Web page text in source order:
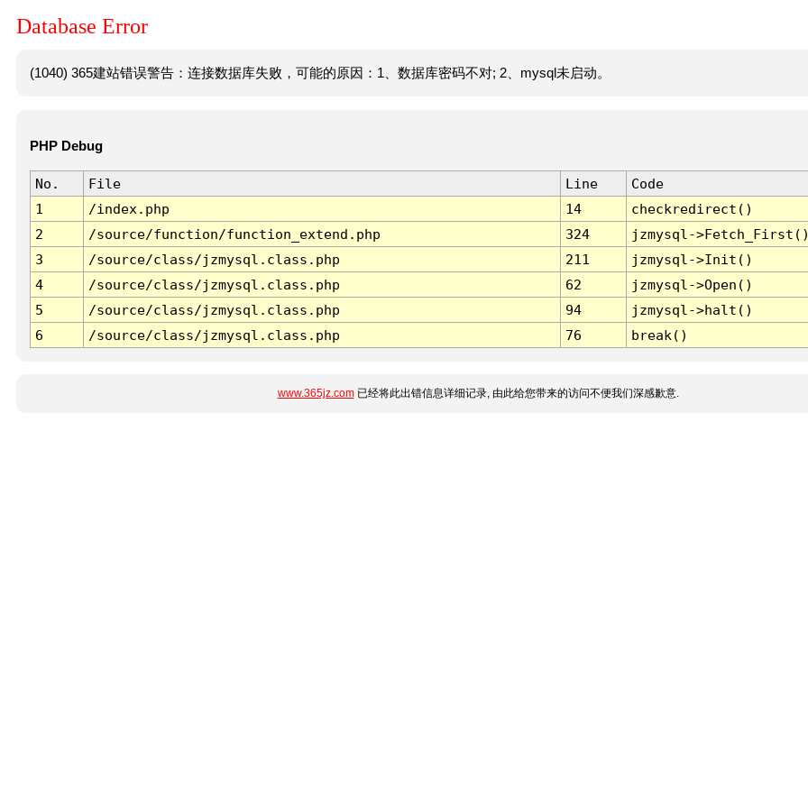
Database Error
(1040) 365建站错误警告：连接数据库失败，可能的原因：1、数据库密码不对; 2、mysql未启动。
PHP Debug
No. File Line
Code
1
/index.php 14
checkredirect()
2
/source/function/function_extend.php 324
jzmysql-
3
/source/class/jzmysql.class.php 211
jzmysql->Init()
4
/source/class/jzmysql.class.php 62
jzmysql->Open()
5
/source/class/jzmysql.class.php 94
jzmysql->halt()
6
/source/class/jzmysql.class.php 76 break()
www.365jz.com已经将此出错信息详细记录, 由此给您带来的访问不便我们深感歉意.